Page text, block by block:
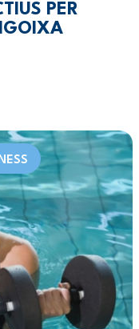
PER